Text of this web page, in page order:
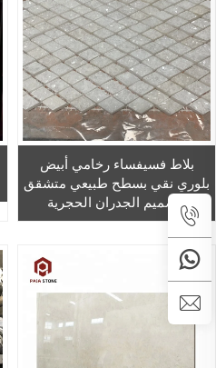
بلاط فسيفساء رخامي أبيض
بلوري نقي بسطح طبيعي متشقق
لتصميم الجدران الحجرية